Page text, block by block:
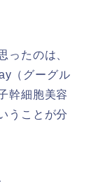
ったのは、
（グーグル
幹細胞美容
うことが分